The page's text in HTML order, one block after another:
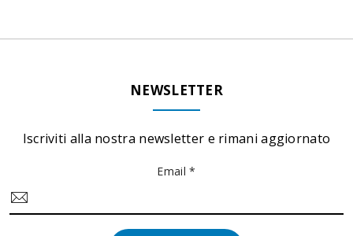
NEWSLETTER
Iscriviti alla nostra newsletter e rimani aggiornato
Email *